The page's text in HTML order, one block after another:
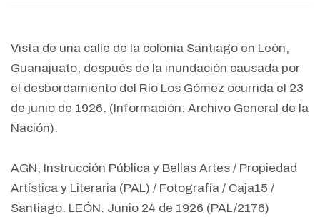
Vista de una calle de la colonia Santiago en León,
Guanajuato, después de la inundación causada por
el desbordamiento del Río Los Gómez ocurrida el 23
de junio de 1926. (Información: Archivo General de la
Nación).
AGN, Instrucción Pública y Bellas Artes / Propiedad
Artística y Literaria (PAL) / Fotografía / Caja15 /
Santiago. LEÓN. Junio 24 de 1926 (PAL/2176)